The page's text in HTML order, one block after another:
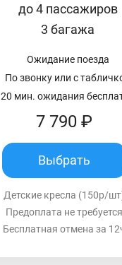
до 4 пассажиров
3 багажа
Ожидание поезда
По звонку или с
20 мин. ожидания
7 790 ₽
Выбрать
Детские кресла (150р/
Предоплата не требуется
Бесплатная отмена за